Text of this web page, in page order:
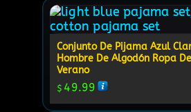
Conjunto De Pijama Azul
Hombre De Algodón Ropa
Verano
$ 49.99